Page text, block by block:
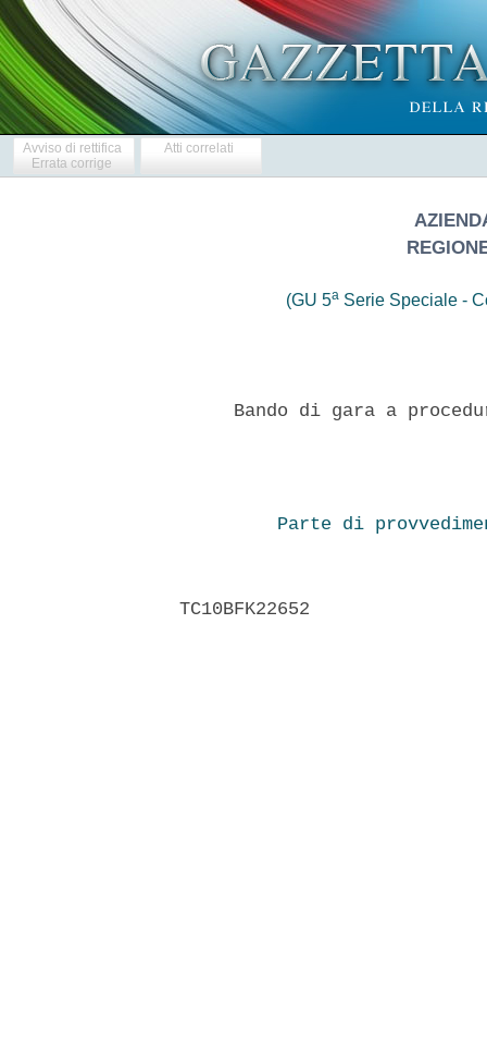
Avviso di rettifica
Errata corrige
Atti correlati
(GU 5a Serie Speciale -
Bando di gara a
Parte di